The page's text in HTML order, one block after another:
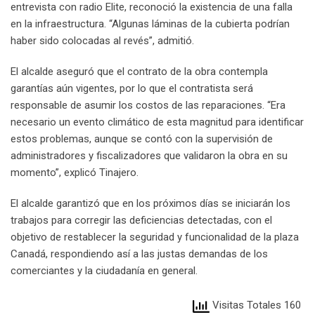
entrevista con radio Elite, reconoció la existencia de una falla
en la infraestructura. “Algunas láminas de la cubierta podrían
haber sido colocadas al revés”, admitió.
El alcalde aseguró que el contrato de la obra contempla
garantías aún vigentes, por lo que el contratista será
responsable de asumir los costos de las reparaciones. “Era
necesario un evento climático de esta magnitud para identificar
estos problemas, aunque se contó con la supervisión de
administradores y fiscalizadores que validaron la obra en su
momento”, explicó Tinajero.
El alcalde garantizó que en los próximos días se iniciarán los
trabajos para corregir las deficiencias detectadas, con el
objetivo de restablecer la seguridad y funcionalidad de la plaza
Canadá, respondiendo así a las justas demandas de los
comerciantes y la ciudadanía en general.
Visitas Totales 160